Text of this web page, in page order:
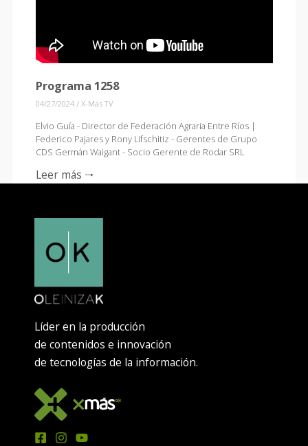
Programa 1258
04/27/2024 / X-Mas TV
Elvio Guía - Director de Federación Agraria Entre Ríos |
Federico Pajares y Rony Lifschitiz - Gerentes de Grupo
CDS Germán Waigant - Socio Gerente de Rodar SRL
Leer más 🠒
Líder en la producción
de contenidos e innovación
de tecnologías de la información.